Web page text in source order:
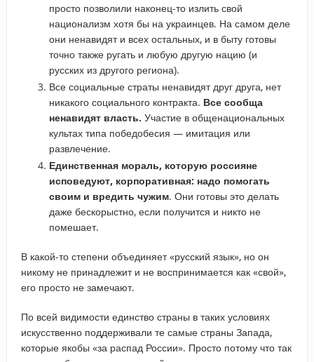
просто позволили наконец-то излить свой
национализм хотя бы на украинцев. На самом деле
они ненавидят и всех остальных, и в быту готовы
точно также ругать и любую другую нацию (и
русских из другого региона).
Все социальные страты ненавидят друг друга, нет
никакого социального контракта. Все сообща
ненавидят власть. Участие в общенациональных
культах типа победобесия — имитация или
развлечение.
Единственная мораль, которую россияне
исповедуют, корпоративная: надо помогать
своим и вредить чужим. Они готовы это делать
даже бескорыстно, если получится и никто не
помешает.
В какой-то степени объединяет «русский язык», но он
никому не принадлежит и не воспринимается как «свой»,
его просто не замечают.
По всей видимости единство страны в таких условиях
искусственно поддерживали те самые страны Запада,
которые якобы «за распад России». Просто потому что так